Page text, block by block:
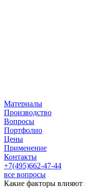
Материалы
Производство
Вопросы
Портфолио
Цены
Применение
Контакты
+7(495)662-47-44
все вопросы
Какие факторы влияют